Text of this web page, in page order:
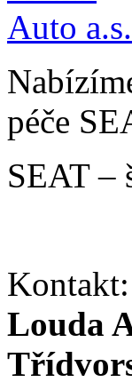
péče
SEAT –
Kontakt:
Louda